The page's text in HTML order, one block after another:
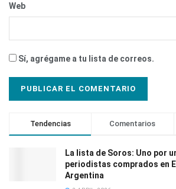
Web
Sí, agrégame a tu lista de correos.
Tendencias Comentarios
La lista de Soros: Uno por
periodistas comprados en
Argentina